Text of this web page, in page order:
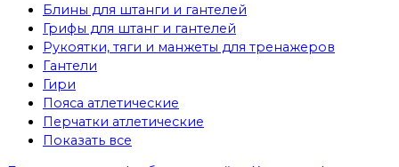
Блины для штанги и гантелей
Грифы для штанг и гантелей
Рукоятки, тяги и манжеты для тренажеров
Гантели
Гири
Пояса атлетические
Перчатки атлетические
Показать все